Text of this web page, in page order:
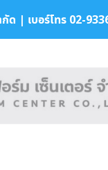
ด | เบอร์โทร 02-